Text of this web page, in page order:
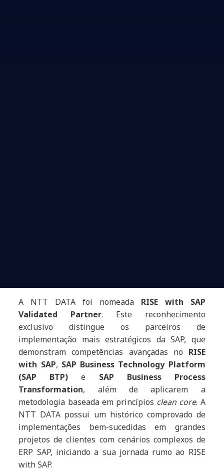
A NTT DATA foi nomeada RISE with SAP
Validated Partner. Este reconhecimento
exclusivo distingue os parceiros de
implementação mais estratégicos da SAP, que
demonstram competências avançadas no RISE
with SAP, SAP Business Technology Platform
(SAP BTP) e SAP Business Process
Transformation, além de aplicarem a
metodologia baseada em princípios clean core. A
NTT DATA possui um histórico comprovado de
implementações bem-sucedidas em grandes
projetos de clientes com cenários complexos de
ERP SAP, iniciando a sua jornada rumo ao RISE
with SAP.